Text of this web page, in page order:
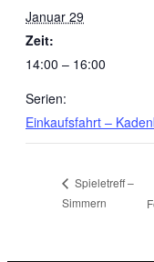
Januar 29
Zeit:
14:00 – 16:00
Serien:
Einkaufsfahrt –
Spieletreff –
Simmern